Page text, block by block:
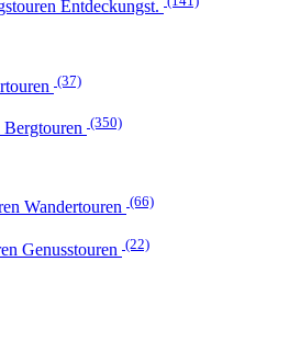
Entdeckungst.
(37)
Bergtouren (350)
Wandertouren (66)
Genusstouren (22)